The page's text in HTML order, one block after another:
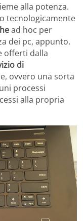
alla potenza.
tecnologicamente
ad hoc per
dei pc, appunto.
offerti dalla
di
ovvero una sorta
processi
alla propria